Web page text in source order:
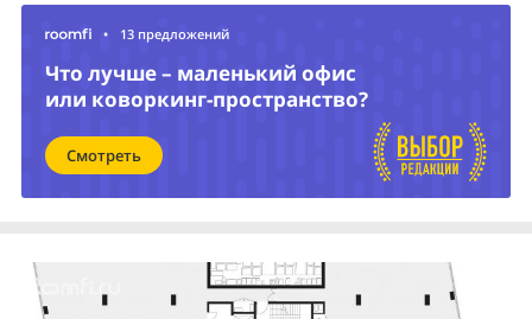
• 13 предложений
Что лучше – маленький офис
или коворкинг-пространство?
Смотреть